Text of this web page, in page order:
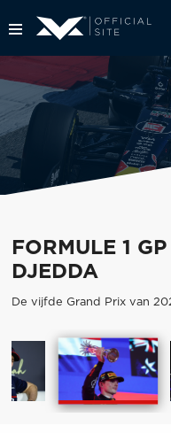
FORMULE 1
DJEDDA
De vijfde Grand Prix van